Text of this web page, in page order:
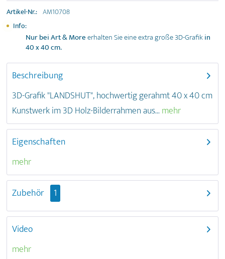
Artikel-Nr.: AM10708
Info:
Nur bei Art & Moreerhalten Sie eine extra große 3D-Grafikin
40 x 40 cm.
Beschreibung
3D-Grafik "LANDSHUT", hochwertig gerahmt 40 x 40 cm
Kunstwerk im 3D Holz-Bilderrahmen aus... mehr
Eigenschaften
mehr
Zubehör 1
Video
mehr